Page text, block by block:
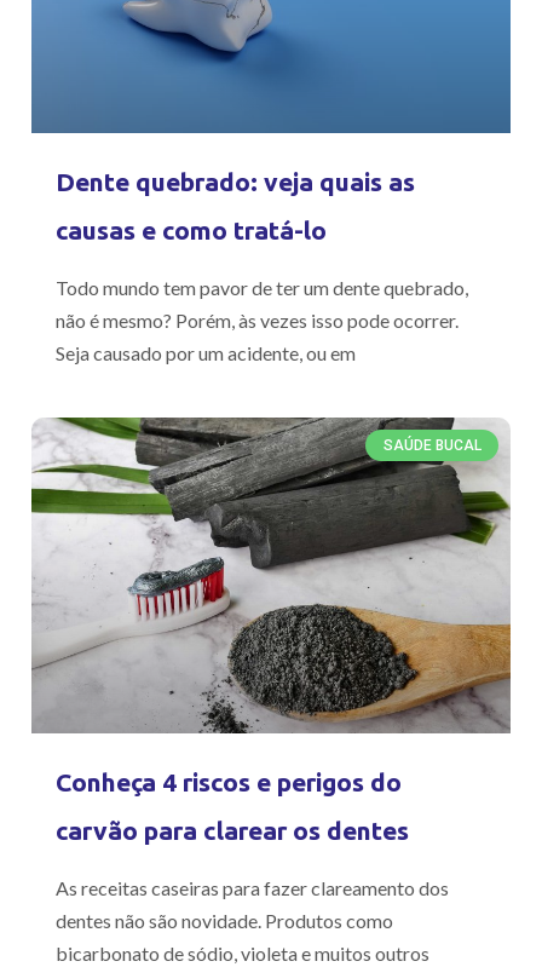
Dente quebrado: veja quais as
causas e como tratá-lo
Todo mundo tem pavor de ter um dente quebrado,
não é mesmo? Porém, às vezes isso pode ocorrer.
Seja causado por um acidente, ou em
SAÚDE BUCAL
Conheça 4 riscos e perigos do
carvão para clarear os dentes
As receitas caseiras para fazer clareamento dos
dentes não são novidade. Produtos como
bicarbonato de sódio, violeta e muitos outros